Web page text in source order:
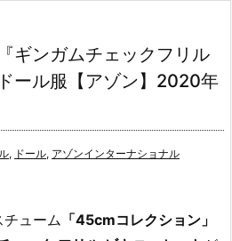
ギンガムチェックフリル
ール服【アゾン】2020年
, ドール, アゾンインターナショナル
ューム 「45cmコレクション」